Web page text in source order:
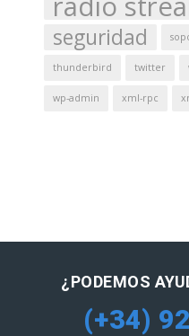
seguridad
thunderbird twitter
wp-admin xml-rpc
¿PODEMOS
(+34)